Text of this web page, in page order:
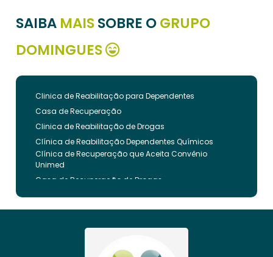
SAIBA MAISSOBRE OGRUPO
DOMINGUES
Clinica de Reabilitação para Dependentes
Casa de Recuperação
Clinica de Reabilitação de Drogas
Clínica de Reabilitação Dependentes Químicos
Clínica de Recuperação que Aceita Convênio
Unimed
Casa de Recuperação de Drogas
Clínica de Reabilitação de Dependentes Químicos
Clinica de Recuperação de Drogas Pelo Bradesco
Internação Involuntária que Aceita Convenio